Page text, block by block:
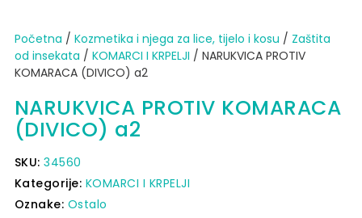
Početna / Kozmetika i njega za lice, tijelo i kosu / Zaštita
od insekata / KOMARCI I KRPELJI / NARUKVICA PROTIV
KOMARACA (DIVICO) a2
NARUKVICA PROTIV KOMARACA
(DIVICO) a2
SKU:34560
Kategorije: KOMARCI I KRPELJI
Oznake: Ostalo